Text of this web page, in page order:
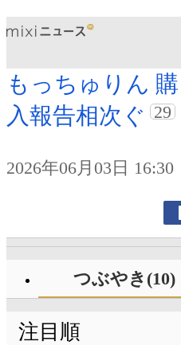
もっちゅりん 購
入報告相次ぐ 29
2026年06月03日 16:30
つぶやき(10)
注目順